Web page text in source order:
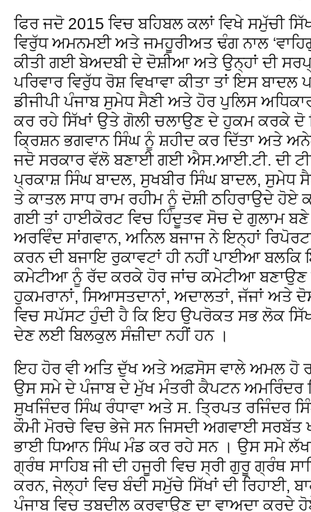
ਫਿਰ ਜਦੋ 2015 ਵਿਚ ਬਹਿਬਲ ਕਲਾਂ ਵਿਖੇ ਸਮੁੱਚੀ
ਵਿਰੁੱਧ ਅਮਨਮਈ ਅਤੇ ਜਮਹੂਰੀਅਤ ਢੰਗ ਨਾਲ
ਕੀਤੀ ਗਈ ਬੇਅਦਬੀ ਦੇ ਦੋਸ਼ੀਆ ਅਤੇ ਉਨ੍ਹਾਂ ਦੀ
ਪਰਿਵਾਰ ਵਿਰੁੱਧ ਰੋਸ਼ ਵਿਖਾਵਾ ਕੀਤਾ ਤਾਂ ਇਸ
ਡੀਜੀਪੀ ਪੰਜਾਬ ਸੁਮੇਧ ਸੈਣੀ ਅਤੇ ਹੋਰ ਪੁਲਿਸ
ਕਰ ਰਹੇ ਸਿੱਖਾਂ ਉਤੇ ਗੋਲੀ ਚਲਾਉਣ ਦੇ ਹੁਕਮ ਕਰਕੇ ਦੋ
ਕ੍ਰਿਸ਼ਨ ਭਗਵਾਨ ਸਿੰਘ ਨੂੰ ਸ਼ਹੀਦ ਕਰ ਦਿੱਤਾ ਅਤੇ
ਜਦੋ ਸਰਕਾਰ ਵੱਲੋ ਬਣਾਈ ਗਈ ਐਸ.ਆਈ.ਟੀ. ਦੀ
ਪ੍ਰਕਾਸ਼ ਸਿੰਘ ਬਾਦਲ, ਸੁਖਬੀਰ ਸਿੰਘ ਬਾਦਲ, ਸੁਮੇਧ
ਤੇ ਕਾਤਲ ਸਾਧ ਰਾਮ ਰਹੀਮ ਨੂੰ ਦੋਸ਼ੀ ਠਹਿਰਾਉਦੇ ਹੋਏ
ਗਈ ਤਾਂ ਹਾਈਕੋਰਟ ਵਿਚ ਹਿੰਦੂਤਵ ਸੋਚ ਦੇ ਗੁਲਾਮ ਬਣੇ
ਅਰਵਿੰਦ ਸਾਂਗਵਾਨ, ਅਨਿਲ ਬਜਾਜ ਨੇ ਇਨ੍ਹਾਂ
ਕਰਨ ਦੀ ਬਜਾਇ ਰੁਕਾਵਟਾਂ ਹੀ ਨਹੀਂ ਪਾਈਆ ਬਲਕਿ
ਕਮੇਟੀਆ ਨੂੰ ਰੱਦ ਕਰਕੇ ਹੋਰ ਜਾਂਚ ਕਮੇਟੀਆ
ਹੁਕਮਰਾਨਾਂ, ਸਿਆਸਤਦਾਨਾਂ, ਅਦਾਲਤਾਂ, ਜੱਜਾਂ ਅਤੇ
ਵਿਚ ਸਪੱਸਟ ਹੁੰਦੀ ਹੈ ਕਿ ਇਹ ਉਪਰੋਕਤ ਸਭ ਲੋਕ
ਦੇਣ ਲਈ ਬਿਲਕੁਲ ਸੰਜ਼ੀਦਾ ਨਹੀਂ ਹਨ ।
ਇਹ ਹੋਰ ਵੀ ਅਤਿ ਦੁੱਖ ਅਤੇ ਅਫ਼ਸੋਸ ਵਾਲੇ ਅਮਲ ਹੋ
ਉਸ ਸਮੇ ਦੇ ਪੰਜਾਬ ਦੇ ਮੁੱਖ ਮੰਤਰੀ ਕੈਪਟਨ ਅਮਰਿੰਦਰ
ਸੁਖਜਿੰਦਰ ਸਿੰਘ ਰੰਧਾਵਾ ਅਤੇ ਸ. ਤ੍ਰਿਪਤ ਰਜਿੰਦਰ
ਕੌਮੀ ਮੋਰਚੇ ਵਿਚ ਭੇਜੇ ਸਨ ਜਿਸਦੀ ਅਗਵਾਈ ਸਰਬੱਤ
ਭਾਈ ਧਿਆਨ ਸਿੰਘ ਮੰਡ ਕਰ ਰਹੇ ਸਨ । ਉਸ ਸਮੇ
ਗ੍ਰੰਥ ਸਾਹਿਬ ਜੀ ਦੀ ਹਜੂਰੀ ਵਿਚ ਸ੍ਰੀ ਗੁਰੂ ਗ੍ਰੰਥ
ਕਰਨ, ਜੇਲ੍ਹਾਂ ਵਿਚ ਬੰਦੀ ਸਮੁੱਚੇ ਸਿੱਖਾਂ ਦੀ ਰਿਹਾਈ,
ਪੰਜਾਬ ਵਿਚ ਤਬਦੀਲ ਕਰਵਾਉਣ ਦਾ ਵਾਅਦਾ ਕਰਦੇ